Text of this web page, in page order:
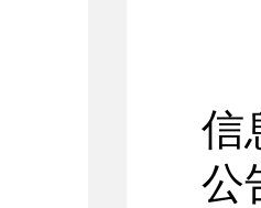
信
公